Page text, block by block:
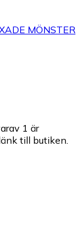
MÖNSTER
1 är
till butiken.